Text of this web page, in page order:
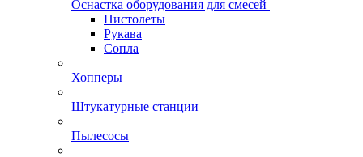
Оснастка оборудования для смесей
Пистолеты
Рукава
Сопла
Хопперы
Штукатурные станции
Пылесосы